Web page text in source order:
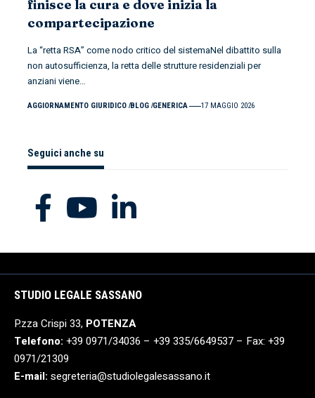
finisce la cura e dove inizia la
compartecipazione
La “retta RSA” come nodo critico del sistemaNel dibattito sulla
non autosufficienza, la retta delle strutture residenziali per
anziani viene…
AGGIORNAMENTO GIURIDICO BLOG GENERICA 17 MAGGIO 2026
Seguici anche su
STUDIO LEGALE SASSANO
P.zza Crispi 33, POTENZA
Telefono: +39 0971/34036 – +39 335/6649537 – Fax: +39
0971/21309
E-mail: segreteria@studiolegalesassano.it